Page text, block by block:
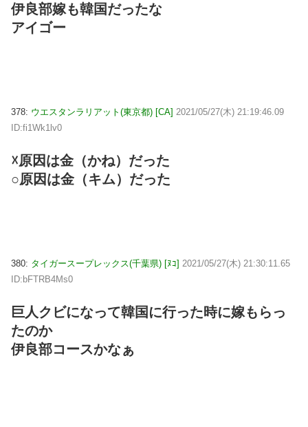
伊良部嫁も韓国だったな
アイゴー
378: ウエスタンラリアット(東京都) [CA] 2021/05/27(木) 21:19:46.09
ID:fi1Wk1lv0
☓原因は金（かね）だった
○原因は金（キム）だった
380: タイガースープレックス(千葉県) [ﾇｺ] 2021/05/27(木) 21:30:11.65
ID:bFTRB4Ms0
巨人クビになって韓国に行った時に嫁もらっ
たのか
伊良部コースかなぁ